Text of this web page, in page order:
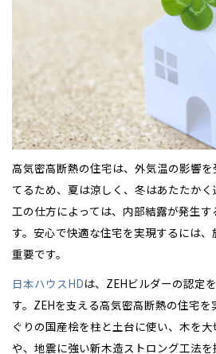
高気密高断熱の住宅は、外気温の影響
てるため、夏は涼しく、冬はあたたか
工の仕方によっては、内部結露が発生
す。安心で快適な住宅を実現するには
重要です。
日本ハウスHDは、ZEHビルダーの認定
す。ZEHを支える高気密高断熱の住宅
ぐりの国産桧を柱と土台に使い、木を
や、地震に強い新木造ストロング工法